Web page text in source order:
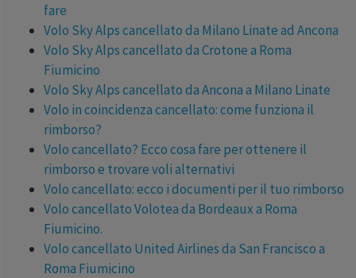
fare
Volo Sky Alps cancellato da Milano Linate ad Ancona
Volo Sky Alps cancellato da Crotone a Roma
Fiumicino
Volo Sky Alps cancellato da Ancona a Milano Linate
Volo in coincidenza cancellato: come funziona il
rimborso?
Volo cancellato? Ecco cosa fare per ottenere il
rimborso e trovare voli alternativi
Volo cancellato: ecco i documenti per il tuo rimborso
Volo cancellato Volotea da Bordeaux a Roma
Fiumicino.
Volo cancellato United Airlines da San Francisco a
Roma Fiumicino